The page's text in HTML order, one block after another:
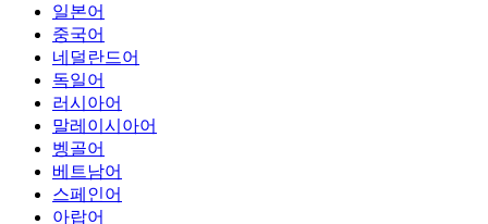
일본어
중국어
네덜란드어
독일어
러시아어
말레이시아어
벵골어
베트남어
스페인어
아랍어